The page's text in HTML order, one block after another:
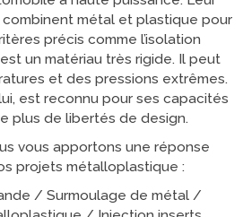
combinent métal et plastique pour
précis comme l’isolation
un matériau très rigide. Il peut
et des pressions extrêmes.
est reconnu pour ses capacités
plus de libertés de design.
vous apportons une réponse
projets métalloplastique :
/ Surmoulage de métal /